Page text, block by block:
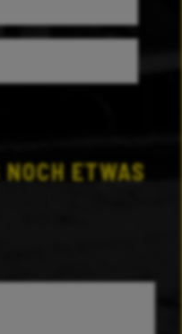
ETWAS